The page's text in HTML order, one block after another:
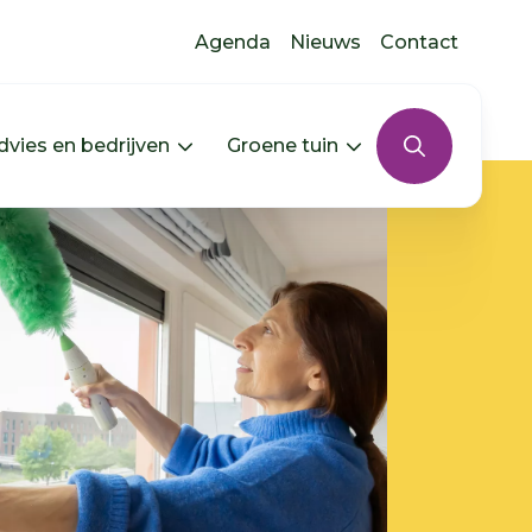
Agenda Nieuws Contact
uitklappen
jouw buurt uitklappen
en bedrijven Menu Advies en bedrijven
Groene tuin Menu Groene